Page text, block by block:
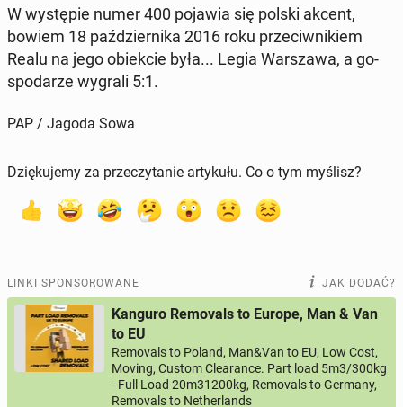
W wy­stę­pie numer 400 pojawia się polski akcent,
bowiem 18 paź­dzier­ni­ka 2016 roku prze­ciw­ni­kiem
Realu na jego obiek­cie była... Legia War­sza­wa, a go­
spo­da­rze wygrali 5:1.
PAP / Jagoda Sowa
Dziękujemy za przeczytanie artykułu. Co o tym myślisz?
LINKI SPONSOROWANE JAK DODAĆ?
Kanguro Removals to Europe, Man & Van
to EU
Removals to Poland, Man&Van to EU, Low Cost,
Moving, Custom Clearance. Part load 5m3/300kg
- Full Load 20m31200kg, Removals to Germany,
Removals to Netherlands